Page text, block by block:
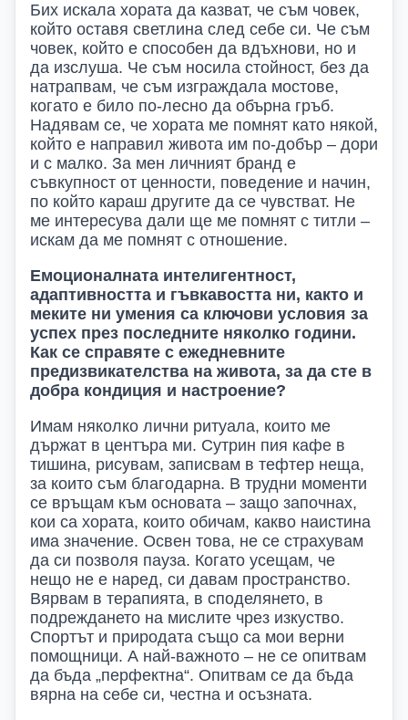
Бих искала хората да казват, че съм човек,
който оставя светлина след себе си. Че съм
човек, който е способен да вдъхнови, но и
да изслуша. Че съм носила стойност, без да
натрапвам, че съм изграждала мостове,
когато е било по-лесно да обърна гръб.
Надявам се, че хората ме помнят като някой,
който е направил живота им по-добър – дори
и с малко. За мен личният бранд е
съвкупност от ценности, поведение и начин,
по който караш другите да се чувстват. Не
ме интересува дали ще ме помнят с титли –
искам да ме помнят с отношение.
Емоционалната интелигентност,
адаптивността и гъвкавостта ни, както и
меките ни умения са ключови условия за
успех през последните няколко години.
Как се справяте с ежедневните
предизвикателства на живота, за да сте в
добра кондиция и настроение?
Имам няколко лични ритуала, които ме
държат в центъра ми. Сутрин пия кафе в
тишина, рисувам, записвам в тефтер неща,
за които съм благодарна. В трудни моменти
се връщам към основата – защо започнах,
кои са хората, които обичам, какво наистина
има значение. Освен това, не се страхувам
да си позволя пауза. Когато усещам, че
нещо не е наред, си давам пространство.
Вярвам в терапията, в споделянето, в
подреждането на мислите чрез изкуство.
Спортът и природата също са мои верни
помощници. А най-важното – не се опитвам
да бъда „перфектна“. Опитвам се да бъда
вярна на себе си, честна и осъзната.